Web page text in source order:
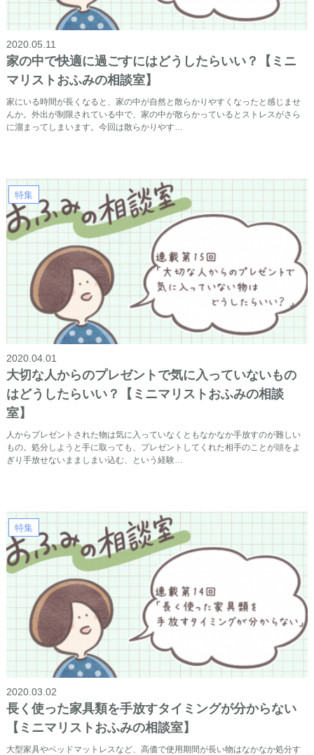
2020.05.11
家の中で快適に過ごすにはどうしたらいい？【ミニ
マリストおふみの相談室】
家にいる時間が長くなると、家の中が自然と散らかりやすくなったと感じませ
んか。外出が制限されている中で、家の中が散らかっているとストレスがさら
に溜まってしまいます。今回は散らかりやす…
特集
2020.04.01
大切な人からのプレゼントで気に入っていないもの
はどうしたらいい？【ミニマリストおふみの相談
室】
人からプレゼントされた物は気に入っていなくともなかなか手放すのが難しい
もの。処分しようと手に取っても、プレゼントしてくれた相手のことが頭をよ
ぎり手放せないまましまい込む、という経験…
特集
2020.03.02
長く使った家具類を手放すタイミングが分からない
【ミニマリストおふみの相談室】
大型家具やベッドマットレスなど、高価で使用期間が長い物はなかなか処分す